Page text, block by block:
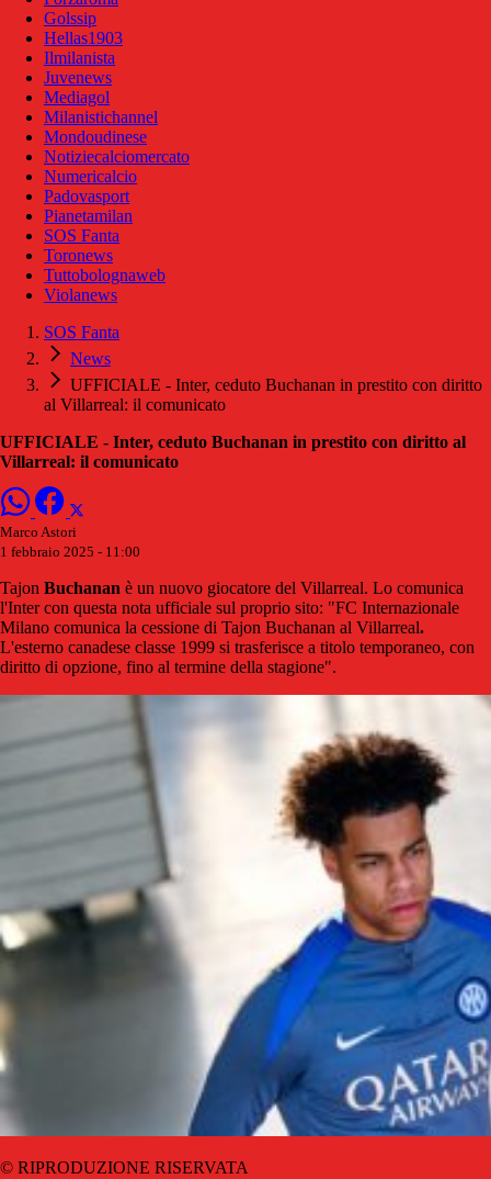
Golssip
Hellas1903
Ilmilanista
Juvenews
Mediagol
Milanistichannel
Mondoudinese
Notiziecalciomercato
Numericalcio
Padovasport
Pianetamilan
SOS Fanta
Toronews
Tuttobolognaweb
Violanews
SOS Fanta
News
UFFICIALE - Inter, ceduto Buchanan in prestito con diritto
al Villarreal: il comunicato
UFFICIALE - Inter, ceduto Buchanan in prestito con diritto al
Villarreal: il comunicato
Marco Astori
1 febbraio 2025 - 11:00
Tajon Buchanan è un nuovo giocatore del Villarreal. Lo comunica
l'Inter con questa nota ufficiale sul proprio sito: "FC Internazionale
Milano comunica la cessione di Tajon Buchanan al Villarreal.
L'esterno canadese classe 1999 si trasferisce a titolo temporaneo, con
diritto di opzione, fino al termine della stagione".
© RIPRODUZIONE RISERVATA